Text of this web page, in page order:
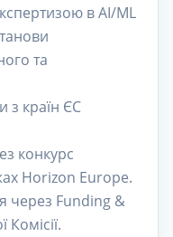
в AI/ML
та
з країн ЄС
конкурс
Horizon Europe.
через Funding &